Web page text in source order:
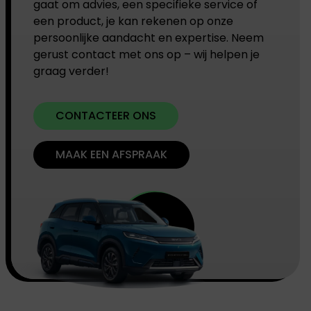
gaat om advies, een specifieke service of
een product, je kan rekenen op onze
persoonlijke aandacht en expertise. Neem
gerust contact met ons op – wij helpen je
graag verder!
CONTACTEER ONS
MAAK EEN AFSPRAAK